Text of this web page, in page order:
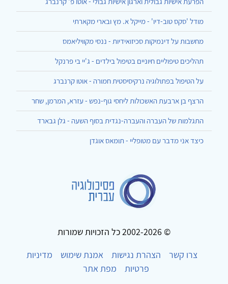
מודל 'סקס טוב-דיו' - מייקל א. מץ ובארי מקארתי
מחשבות על דינמיקות סכיזואידיות - ננסי מקוויליאמס
תהליכים טיפוליים חיוניים בטיפול בילדים - ג'יי בי פרנקל
על הטיפול בפתולוגיה נרקיסיסטית חמורה - אוטו קרנברג
הרצף בן ארבעת האשכולות ליחסי גוף-נפש - עזרא, המרמן, שחר
התגלמות של העברה והעברה-נגדית בסוף השעה - גלן גבארד
כיצד אני מדבר עם מטופליי - תומאס אוגדן
© 2002-2026 כל הזכויות שמורות
צרו קשר
הצהרת נגישות אמנת שימוש
מדיניות
פרטיות
מפת אתר